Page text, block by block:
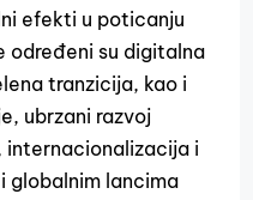
efekti u poticanju
određeni su digitalna
tranzicija, kao i
ubrzani razvoj
i
globalnim lancima